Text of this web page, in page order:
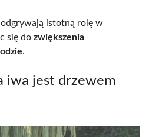
istotną rolę w
się do zwiększenia
.
iwa jest drzewem